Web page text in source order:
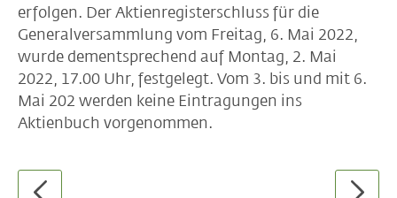
erfolgen. Der Aktienregisterschluss für die
Generalversammlung vom Freitag, 6. Mai 2022,
wurde dementsprechend auf Montag, 2. Mai
2022, 17.00 Uhr, festgelegt. Vom 3. bis und mit 6.
Mai 202 werden keine Eintragungen ins
Aktienbuch vorgenommen.